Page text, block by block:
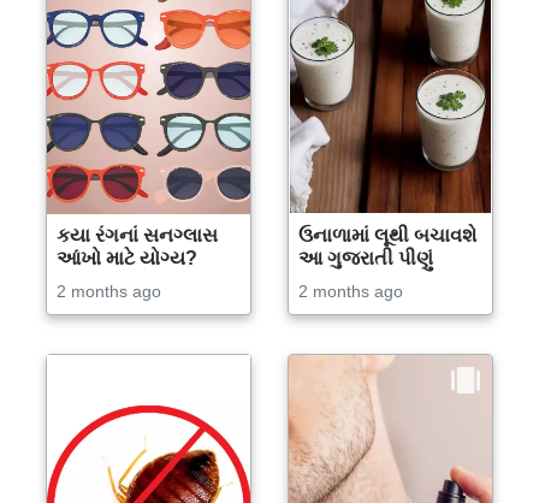
કયા રંગનાં સનગ્લાસ
આંખો માટે યોગ્ય?
2 months ago
ઉનાળામાં લૂથી બચાવશે
આ ગુજરાતી પીણું
2 months ago